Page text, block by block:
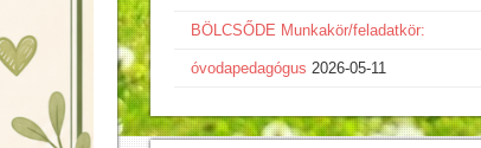
BÖLCSŐDE Munkakör/feladatkör:
óvodapedagógus 2026-05-11